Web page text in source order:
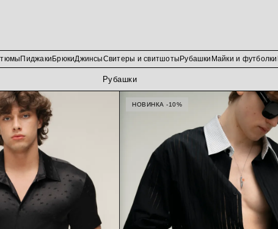
Пиджаки БрюкиДжинсыСвитеры и свитшоты Рубашки Майки и футболки
Рубашки
НОВИНКА -10%